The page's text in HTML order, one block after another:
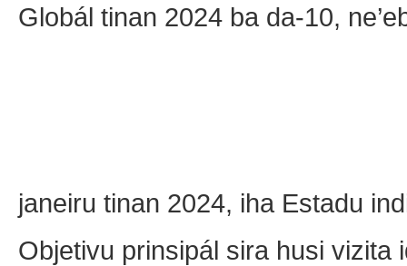
Globál tinan 2024 ba da-10,
janeiru tinan 2024, iha Estadu
Objetivu prinsipál sira husi vizita